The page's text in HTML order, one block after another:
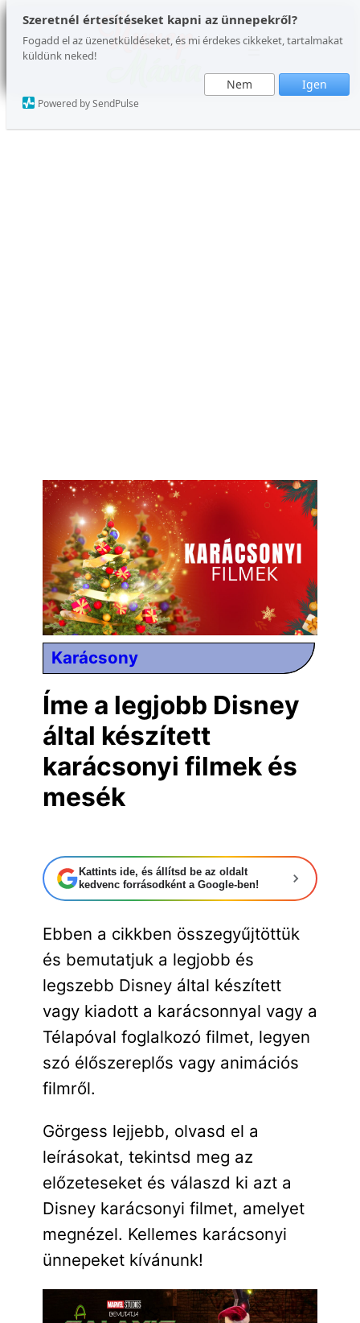
Szeretnél értesítéseket kapni az ünnepekről?
Fogadd el az üzenetküldéseket, és mi érdekes cikkeket, tartalmakat
küldünk neked!
Nem Igen
Powered by SendPulse
Ugrás
tartalomhoz
Karácsony
Íme a legjobb Disney
által készített
karácsonyi filmek és
mesék
Kattints ide, és állítsd be az oldalt
kedvenc forrásodként a Google-ben!
Ebben a cikkben összegyűjtöttük
és bemutatjuk a legjobb és
legszebb Disney által készített
vagy kiadott a karácsonnyal vagy a
Télapóval foglalkozó filmet, legyen
szó élőszereplős vagy animációs
filmről.
Görgess lejjebb, olvasd el a
leírásokat, tekintsd meg az
előzeteseket és válaszd ki azt a
Disney karácsonyi filmet, amelyet
megnézel. Kellemes karácsonyi
ünnepeket kívánunk!